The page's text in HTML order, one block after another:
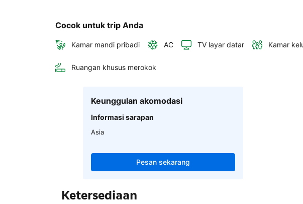
Cocok untuk trip Anda
Kamar mandi pribadi AC TV layar datar Kamar
Ruangan khusus merokok
Keunggulan akomodasi
Informasi sarapan
Asia
Pesan sekarang
Ketersediaan